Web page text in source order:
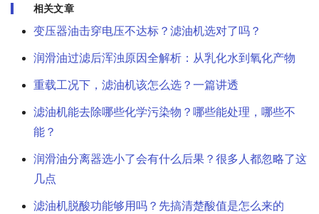
相关文章
变压器油击穿电压不达标？滤油机选对了吗？
润滑油过滤后浑浊原因全解析：从乳化水到氧化产物
重载工况下，滤油机该怎么选？一篇讲透
滤油机能去除哪些化学污染物？哪些能处理，哪些不
能？
润滑油分离器选小了会有什么后果？很多人都忽略了这
几点
滤油机脱酸功能够用吗？先搞清楚酸值是怎么来的